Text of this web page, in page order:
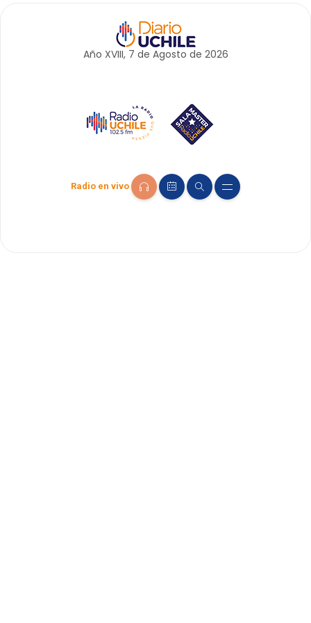
Año XVIII, 7 de Agosto de 2026
Radio en vivo